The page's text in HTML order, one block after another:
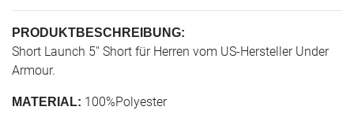
PRODUKTBESCHREIBUNG:
Short Launch 5'' Short für Herren vom US-Hersteller Under
Armour.
MATERIAL: 100%Polyester